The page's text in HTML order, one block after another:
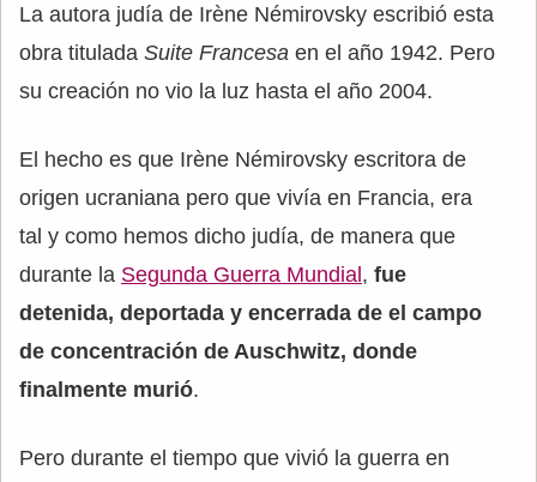
La autora judía de Irène Némirovsky escribió esta
obra titulada Suite Francesa en el año 1942. Pero
su creación no vio la luz hasta el año 2004.
El hecho es que Irène Némirovsky escritora de
origen ucraniana pero que vivía en Francia, era
tal y como hemos dicho judía, de manera que
durante la Segunda Guerra Mundial, fue
detenida, deportada y encerrada de el campo
de concentración de Auschwitz, donde
finalmente murió.
Pero durante el tiempo que vivió la guerra en